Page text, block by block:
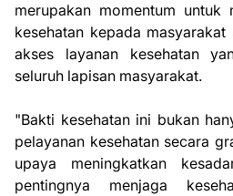
merupakan momentum untuk
kesehatan kepada
akses layanan kesehatan
seluruh lapisan masyarakat.
"Bakti kesehatan ini bukan
pelayanan kesehatan secara
upaya meningkatkan
pentingnya menjaga